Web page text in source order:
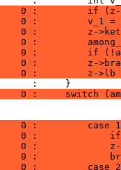
0 :         if
0 :         v_1 =
0 :         z-
0 :
0 :         if
0 :         z-
0 :         z->lb
:     }
0 :     switch
0 :         case
0 :
0 :
0 :
0 :         case